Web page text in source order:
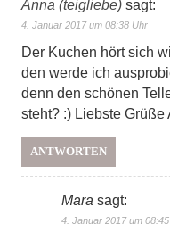
Anna (teigliebe) sagt:
4. Januar 2017 um 08:38 Uhr
Der Kuchen hört sich
den werde ich
denn den schönen
steht? :) Liebste
ANTWORTEN
Mara sagt:
4. Januar 2017 um